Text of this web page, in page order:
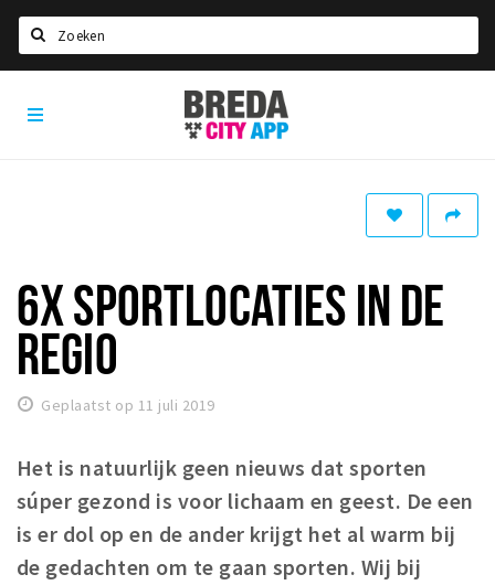
Home
Eten
Drinken
Slapen
Winkels
Winkelgebieden
Parkeren
Breda
City
App
6X SPORTLOCATIES IN DE
REGIO
Geplaatst op 11 juli 2019
Het is natuurlijk geen nieuws dat sporten
súper gezond is voor lichaam en geest. De een
is er dol op en de ander krijgt het al warm bij
de gedachten om te gaan sporten. Wij bij